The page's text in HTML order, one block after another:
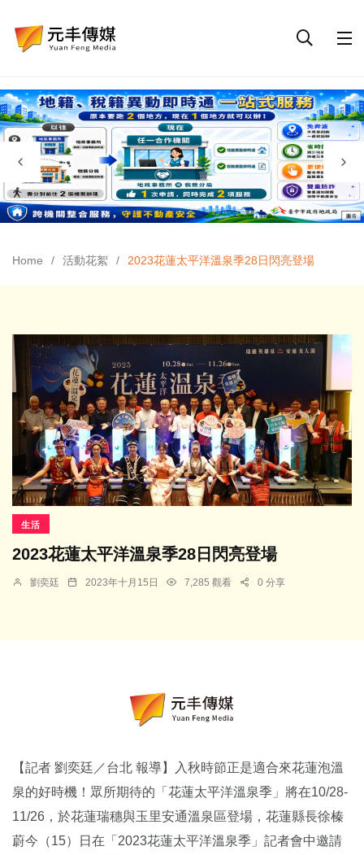
Home 活動花絮 2023花蓮太平洋溫泉季28日閃亮登場
生活
2023花蓮太平洋溫泉季28日閃亮登場
劉奕廷 2023年十月15日 7,285 觀看 0 分享
【記者 劉奕廷／台北 報導】入秋時節正是適合來花蓮泡溫
泉的好時機！眾所期待的「花蓮太平洋溫泉季」將在10/28-
11/26，於花蓮瑞穗與玉里安通溫泉區登場，花蓮縣長徐榛
蔚今（15）日在「2023花蓮太平洋溫泉季」記者會中邀請